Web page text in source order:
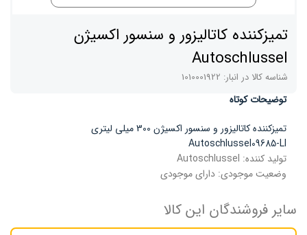
تمیزکننده کاتالیزور و سنسور اکسیژن
Autoschlussel
شناسه کالا در انبار: 1010001922
توضیحات کوتاه
تمیزکننده کاتالیزور و سنسور اکسیژن 300 میلی لیتری
Autoschlussel09685-LI
تولید کننده: Autoschlussel
وضعیت موجودی: دارای موجودی
سایر فروشندگان این کالا